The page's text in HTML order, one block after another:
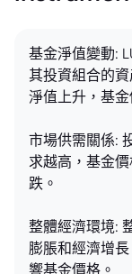
基金淨值變動:
其投資組合的
淨值上升，基
市場供需關係:
求越高，基金
跌。
整體經濟環境:
膨脹和經濟增
響基金價格。